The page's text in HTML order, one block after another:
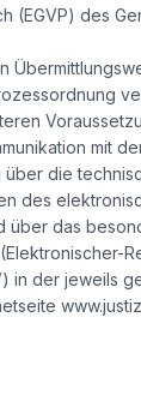
(EGVP) des
mit
die
des
über das
in der jeweils